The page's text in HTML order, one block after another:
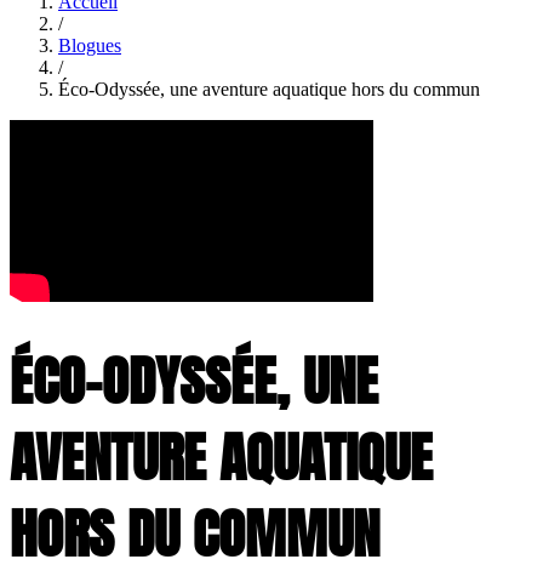
/
Blogues
/
Éco-Odyssée, une aventure aquatique hors du commun
ÉCO-ODYSSÉE, UNE
AVENTURE AQUATIQUE
HORS DU COMMUN